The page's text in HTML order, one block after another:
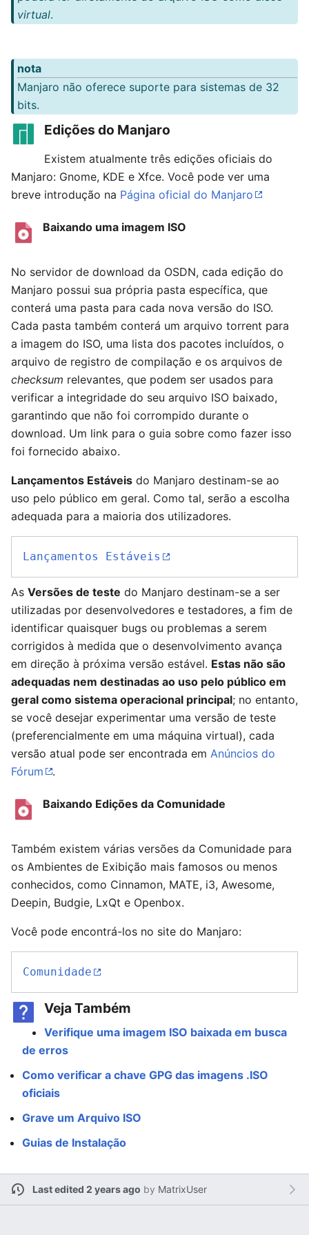
virtual.
nota
Manjaro não oferece suporte para sistemas de 32
bits.
Edições do Manjaro
Existem atualmente três edições oficiais do
Manjaro: Gnome, KDE e Xfce. Você pode ver uma
breve introdução na Página oficial do Manjaro
Baixando uma imagem ISO
No servidor de download da OSDN, cada edição do
Manjaro possui sua própria pasta específica, que
conterá uma pasta para cada nova versão do ISO.
Cada pasta também conterá um arquivo torrent para
a imagem do ISO, uma lista dos pacotes incluídos, o
arquivo de registro de compilação e os arquivos de
checksum relevantes, que podem ser usados para
verificar a integridade do seu arquivo ISO baixado,
garantindo que não foi corrompido durante o
download. Um link para o guia sobre como fazer isso
foi fornecido abaixo.
Lançamentos Estáveis do Manjaro destinam-se ao
uso pelo público em geral. Como tal, serão a escolha
adequada para a maioria dos utilizadores.
Lançamentos Estáveis
As Versões de teste do Manjaro destinam-se a ser
utilizadas por desenvolvedores e testadores, a fim de
identificar quaisquer bugs ou problemas a serem
corrigidos à medida que o desenvolvimento avança
em direção à próxima versão estável. Estas não são
adequadas nem destinadas ao uso pelo público em
geral como sistema operacional principal; no entanto,
se você desejar experimentar uma versão de teste
(preferencialmente em uma máquina virtual), cada
versão atual pode ser encontrada em Anúncios do
Fórum
.
Baixando Edições da Comunidade
Também existem várias versões da Comunidade para
os Ambientes de Exibição mais famosos ou menos
conhecidos, como Cinnamon, MATE, i3, Awesome,
Deepin, Budgie, LxQt e Openbox.
Você pode encontrá-los no site do Manjaro:
Comunidade
Veja Também
Verifique uma imagem ISO baixada em busca
de erros
Como verificar a chave GPG das imagens .ISO
oficiais
Grave um Arquivo ISO
Guias de Instalação
Last edited 2 years ago by MatrixUser